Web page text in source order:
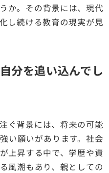
か。その背景には、現代
し続ける教育の現実が見
分を追い込んでし
ぐ背景には、将来の可能
い願いがあります。社会
上昇する中で、学歴や資
風潮もあり、親としての